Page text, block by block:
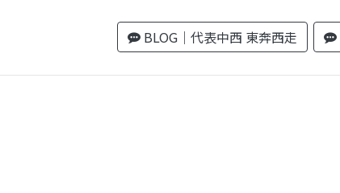
BLOG｜代表中西 東奔西走